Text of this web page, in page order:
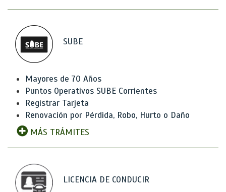
SUBE
Mayores de 70 Años
Puntos Operativos SUBE Corrientes
Registrar Tarjeta
Renovación por Pérdida, Robo, Hurto o Daño
MÁS TRÁMITES
LICENCIA DE CONDUCIR